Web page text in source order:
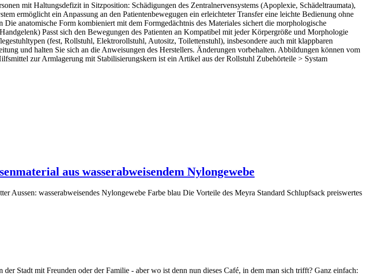
mit Haltungsdefizit in Sitzposition: Schädigungen des Zentralnervensystems (Apoplexie, Schädeltraumata),
ermöglicht ein Anpassung an den Patientenbewegugen ein erleichteter Transfer eine leichte Bedienung ohne
anatomische Form kombieniert mit dem Formgedächtnis des Materiales sichert die morphologische
Passt sich den Bewegungen des Patienten an Kompatibel mit jeder Körpergröße und Morphologie
(fest, Rollstuhl, Elektrorollstuhl, Autositz, Toilettenstuhl), insbesondere auch mit klappbaren
und halten Sie sich an die Anweisungen des Herstellers. Änderungen vorbehalten. Abbildungen können vom
zur Armlagerung mit Stabilisierungskern ist ein Artikel aus der Rollstuhl Zubehörteile > Systam
aus wasserabweisendem Nylongewebe
Aussen: wasserabweisendes Nylongewebe Farbe blau Die Vorteile des Meyra Standard Schlupfsack preiswertes
Stadt mit Freunden oder der Familie - aber wo ist denn nun dieses Café, in dem man sich trifft? Ganz einfach: